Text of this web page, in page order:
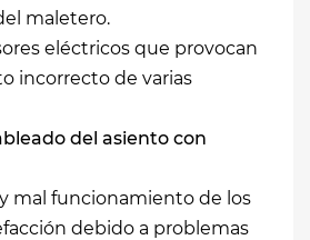
maletero.
eléctricos que provocan
incorrecto de varias
del asiento con
mal funcionamiento de los
debido a problemas